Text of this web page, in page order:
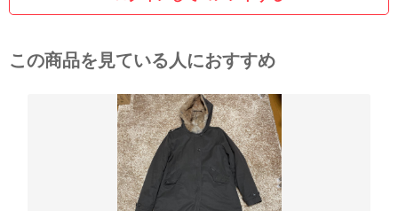
この商品を見ている人におすすめ